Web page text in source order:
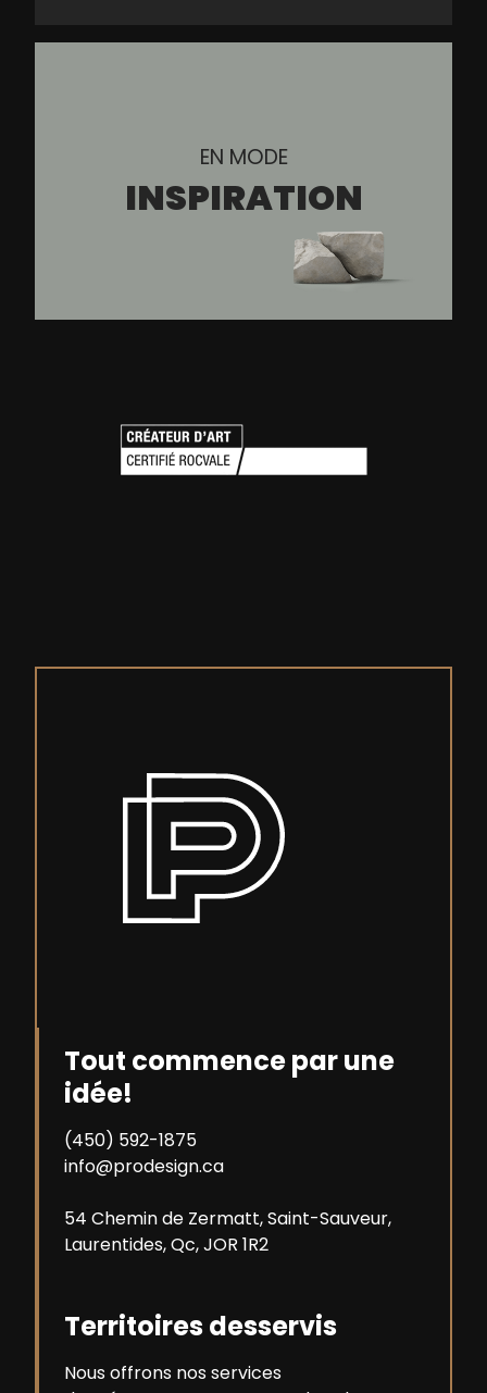
EN MODE
INSPIRATION
Tout commence par une
idée!
(450) 592-1875
info@prodesign.ca
54 Chemin de Zermatt, Saint-Sauveur,
Laurentides, Qc, JOR 1R2
Territoires desservis
Nous offrons nos services